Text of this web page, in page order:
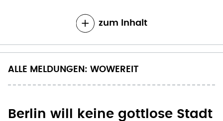
zum Inhalt
ALLE MELDUNGEN: WOWEREIT
Berlin will keine gottlose Stadt